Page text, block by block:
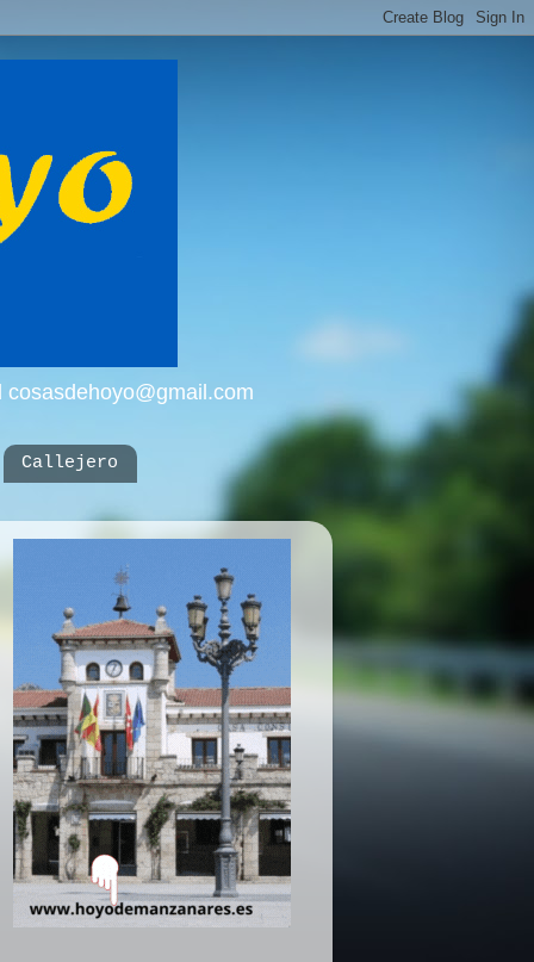
Callejero